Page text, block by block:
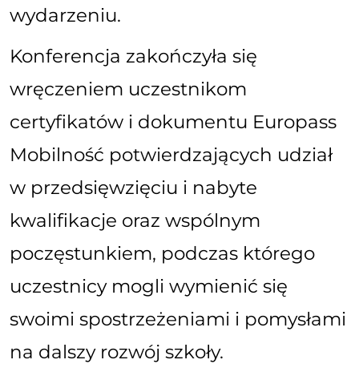
wydarzeniu.
Konferencja zakończyła się
wręczeniem uczestnikom
certyfikatów i dokumentu Europass
Mobilność potwierdzających udział
w przedsięwzięciu i nabyte
kwalifikacje oraz wspólnym
poczęstunkiem, podczas którego
uczestnicy mogli wymienić się
swoimi spostrzeżeniami i pomysłami
na dalszy rozwój szkoły.